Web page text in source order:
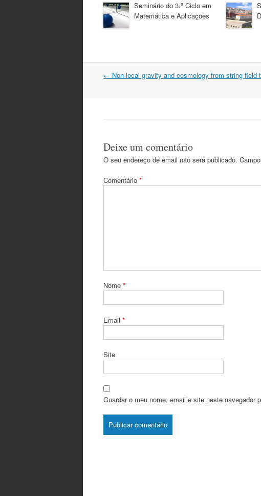
Seminário do 3.º Ciclo em
Matemática e Aplicações
Post
← Non-local gravity and cosmology from string field
Deixe um comentário
O seu endereço de email não será publicado.
Comentário *
Nome *
Email *
Site
Guardar o meu nome, email e site neste navegador